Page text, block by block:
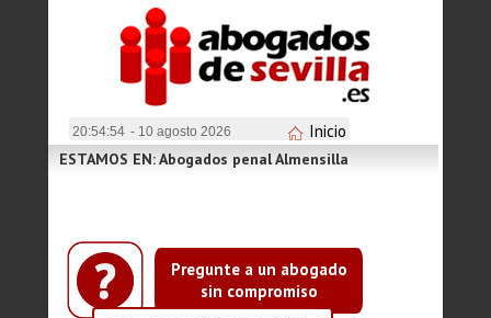
20:54:55 - 10 agosto 2026 Inicio
Pregunte a un abogado
sin compromiso
ESTAMOS EN: Abogados penal Almensilla